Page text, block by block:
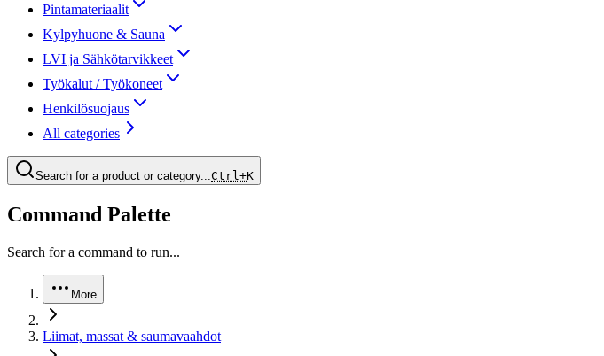
Pintamateriaalit
Kylpyhuone & Sauna
LVI ja Sähkötarvikkeet
Työkalut / Työkoneet
Henkilösuojaus
All categories
Search for a product or category... Ctrl+K
Command Palette
Search for a command to run...
More
Liimat, massat & saumavaahdot